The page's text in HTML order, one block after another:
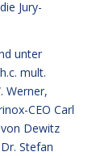
Jury-
unter
mult.
Werner,
CEO Carl
Dewitz
Stefan